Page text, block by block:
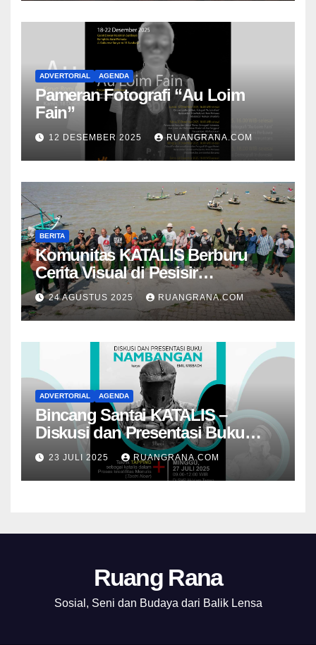
ADVERTORIAL AGENDA
Pameran Fotografi “Au Loim
Fain”
12 DESEMBER 2025 RUANGRANA.COM
BERITA
Komunitas KATALIS Berburu
Cerita Visual di Pesisir
Nambangan
24 AGUSTUS 2025 RUANGRANA.COM
ADVERTORIAL AGENDA
Bincang Santai KATALIS –
Diskusi dan Presentasi Buku
Foto Nambangan
23 JULI 2025 RUANGRANA.COM
Ruang Rana
Sosial, Seni dan Budaya dari Balik Lensa